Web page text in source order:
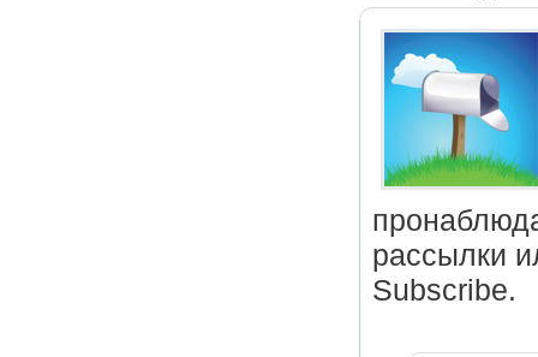
рассылки
Subscribe.